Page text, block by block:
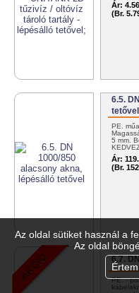
Az oldal sütiket használ a
Az oldal
Értem
Ár:
(Br.
6.5.
tetővel
PE.
5 mm.
vagy
Ár:
(Br.
6.7.
PE. -